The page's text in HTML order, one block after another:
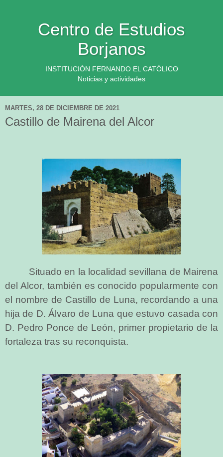
Centro de Estudios
Borjanos
INSTITUCIÓN FERNANDO EL CATÓLICO
Noticias y actividades
MARTES, 28 DE DICIEMBRE DE 2021
Castillo de Mairena del Alcor
Situado en la localidad sevillana de Mairena
del Alcor, también es conocido popularmente con
el nombre de Castillo de Luna, recordando a una
hija de D. Álvaro de Luna que estuvo casada con
D. Pedro Ponce de León, primer propietario de la
fortaleza tras su reconquista.